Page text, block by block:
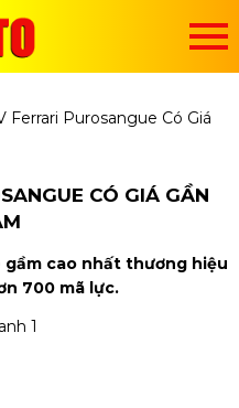
Ferrari Purosangue Có Giá
CÓ GIÁ GẦN
gầm cao nhất thương hiệu
700 mã lực.